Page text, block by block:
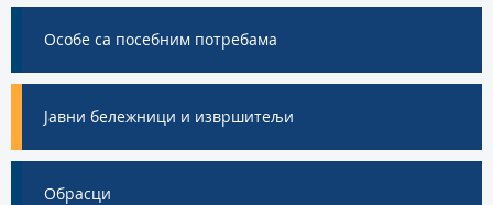
Особе са посебним потребама
Јавни бележници и извршитељи
Обрасци